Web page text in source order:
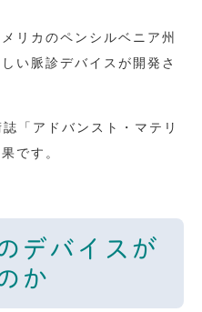
リカのペンシルベニア州
い脈診デバイスが開発さ
「アドバンスト・マテリ
です。
デバイスが
か